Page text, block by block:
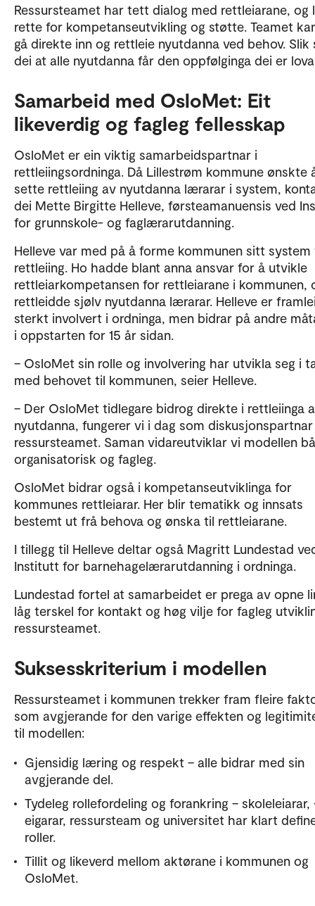
Ressursteamet har tett dialog med rettleiarane, og
rette for kompetanseutvikling og støtte. Teamet
gå direkte inn og rettleie nyutdanna ved behov. Slik
dei at alle nyutdanna får den oppfølginga dei er
Samarbeid med OsloMet: Eit
likeverdig og fagleg fellesskap
OsloMet er ein viktig samarbeidspartnar i
rettleiingsordninga. Då Lillestrøm kommune ønskte
sette rettleiing av nyutdanna lærarar i system,
dei Mette Birgitte Helleve, førsteamanuensis ved
for grunnskole- og faglærarutdanning.
Helleve var med på å forme kommunen sitt
rettleiing. Ho hadde blant anna ansvar for å utvikle
rettleiarkompetansen for rettleiarane i kommunen,
rettleidde sjølv nyutdanna lærarar. Helleve er
sterkt involvert i ordninga, men bidrar på andre
i oppstarten for 15 år sidan.
– OsloMet sin rolle og involvering har utvikla seg i
med behovet til kommunen, seier Helleve.
– Der OsloMet tidlegare bidrog direkte i rettleiinga
nyutdanna, fungerer vi i dag som
ressursteamet. Saman vidareutviklar vi modellen
organisatorisk og fagleg.
OsloMet bidrar også i kompetanseutviklinga for
kommunes rettleiarar. Her blir tematikk og innsats
bestemt ut frå behova og ønska til rettleiarane.
I tillegg til Helleve deltar også Magritt Lundestad
Institutt for barnehagelærarutdanning i ordninga.
Lundestad fortel at samarbeidet er prega av opne
låg terskel for kontakt og høg vilje for fagleg
ressursteamet.
Suksesskriterium i modellen
Ressursteamet i kommunen trekker fram fleire
som avgjerande for den varige effekten og
til modellen:
Gjensidig læring og respekt – alle bidrar med sin
avgjerande del.
Tydeleg rollefordeling og forankring – skoleleiarar,
eigarar, ressursteam og universitet har klart
roller.
Tillit og likeverd mellom aktørane i kommunen og
OsloMet.